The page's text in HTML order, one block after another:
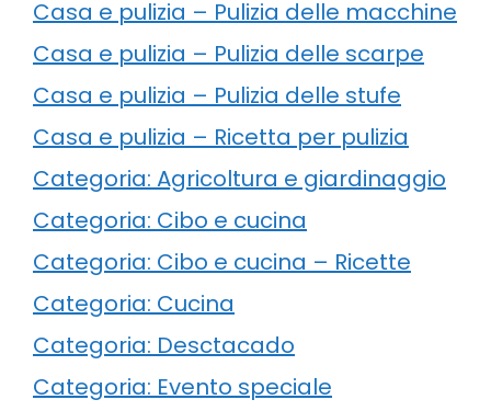
Casa e pulizia – Pulizia delle macchine
Casa e pulizia – Pulizia delle scarpe
Casa e pulizia – Pulizia delle stufe
Casa e pulizia – Ricetta per pulizia
Categoria: Agricoltura e giardinaggio
Categoria: Cibo e cucina
Categoria: Cibo e cucina – Ricette
Categoria: Cucina
Categoria: Desctacado
Categoria: Evento speciale